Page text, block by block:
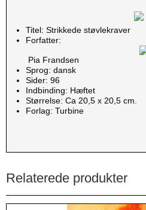
Titel: Strikkede støvlekraver
Forfatter:
Pia Frandsen
Sprog: dansk
Sider: 96
Indbinding: Hæftet
Størrelse: Ca 20,5 x 20,5 cm.
Forlag: Turbine
Relaterede produkter